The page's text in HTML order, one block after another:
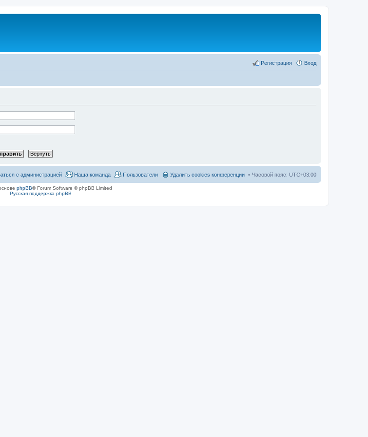
Вход
Регистрация
Часовой пояс: UTC+03:00
Удалить cookies конференции
Пользователи
Наша команда
с администрацией
phpBB® Forum Software © phpBB Limited
Русская поддержка phpBB